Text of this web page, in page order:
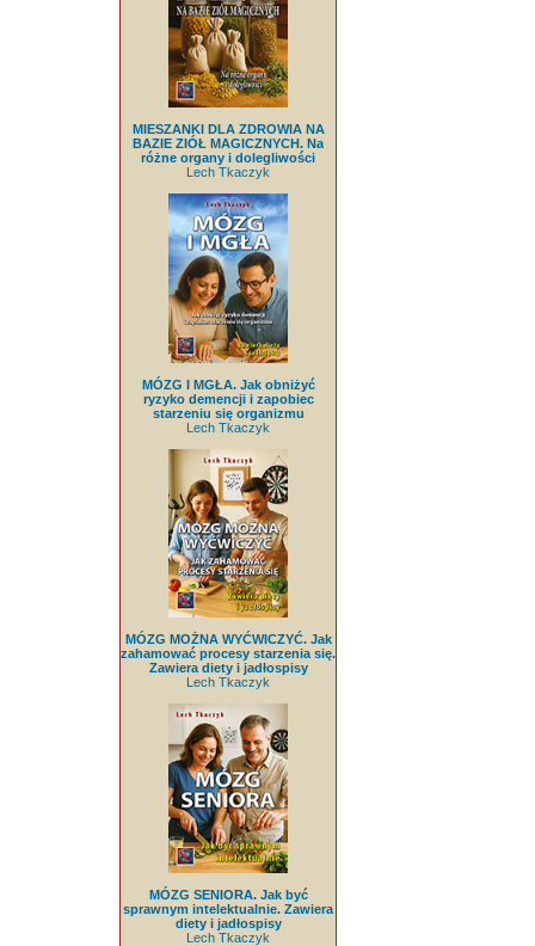
MIESZANKI DLA ZDROWIA NA
BAZIE ZIÓŁ MAGICZNYCH. Na
różne organy i dolegliwości
Lech Tkaczyk
MÓZG I MGŁA. Jak obniżyć
ryzyko demencji i zapobiec
starzeniu się organizmu
Lech Tkaczyk
MÓZG MOŻNA WYĆWICZYĆ. Jak
zahamować procesy starzenia się.
Zawiera diety i jadłospisy
Lech Tkaczyk
MÓZG SENIORA. Jak być
sprawnym intelektualnie. Zawiera
diety i jadłospisy
Lech Tkaczyk